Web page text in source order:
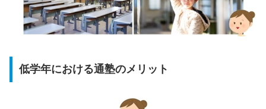
低学年における通塾のメリット